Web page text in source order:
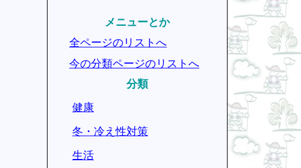
メニューとか
全ページのリストへ
今の分類ページのリストへ
分類
健康
冬・冷え性対策
生活